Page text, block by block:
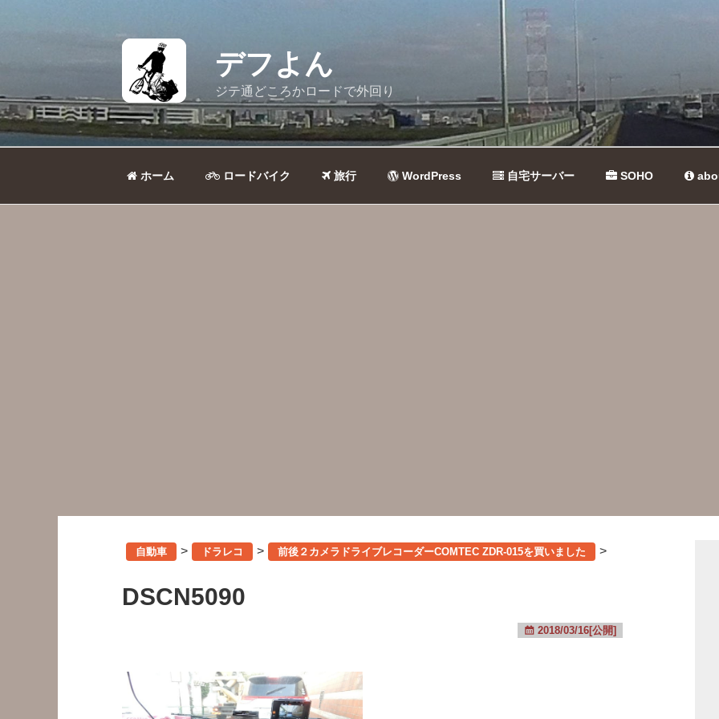
へ
ス
キ
デフよん
ジテ通どころかロードで外回り
ホーム ロードバイク 旅行 WordPress 自宅サーバー SOHO
自動車 > ドラレコ > 前後２カメラドライブレコーダーCOMTEC ZDR-015を買いました >
DSCN5090
2018/03/16[公開]